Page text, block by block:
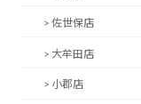
> 佐世保店
> 大牟田店
> 小郡店